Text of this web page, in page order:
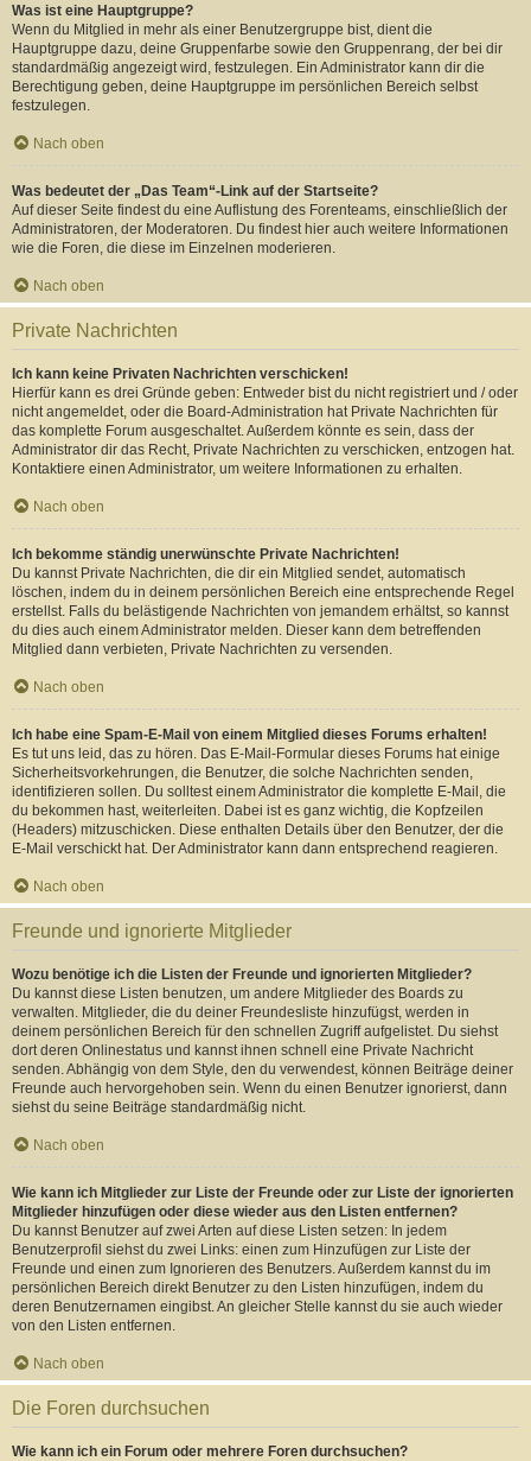
Was ist eine Hauptgruppe?
Wenn du Mitglied in mehr als einer Benutzergruppe bist, dient die
Hauptgruppe dazu, deine Gruppenfarbe sowie den Gruppenrang, der bei dir
standardmäßig angezeigt wird, festzulegen. Ein Administrator kann dir die
Berechtigung geben, deine Hauptgruppe im persönlichen Bereich selbst
festzulegen.
Nach oben
Was bedeutet der „Das Team“-Link auf der Startseite?
Auf dieser Seite findest du eine Auflistung des Forenteams, einschließlich der
Administratoren, der Moderatoren. Du findest hier auch weitere Informationen
wie die Foren, die diese im Einzelnen moderieren.
Nach oben
Private Nachrichten
Ich kann keine Privaten Nachrichten verschicken!
Hierfür kann es drei Gründe geben: Entweder bist du nicht registriert und / oder
nicht angemeldet, oder die Board-Administration hat Private Nachrichten für
das komplette Forum ausgeschaltet. Außerdem könnte es sein, dass der
Administrator dir das Recht, Private Nachrichten zu verschicken, entzogen hat.
Kontaktiere einen Administrator, um weitere Informationen zu erhalten.
Nach oben
Ich bekomme ständig unerwünschte Private Nachrichten!
Du kannst Private Nachrichten, die dir ein Mitglied sendet, automatisch
löschen, indem du in deinem persönlichen Bereich eine entsprechende Regel
erstellst. Falls du belästigende Nachrichten von jemandem erhältst, so kannst
du dies auch einem Administrator melden. Dieser kann dem betreffenden
Mitglied dann verbieten, Private Nachrichten zu versenden.
Nach oben
Ich habe eine Spam-E-Mail von einem Mitglied dieses Forums erhalten!
Es tut uns leid, das zu hören. Das E-Mail-Formular dieses Forums hat einige
Sicherheitsvorkehrungen, die Benutzer, die solche Nachrichten senden,
identifizieren sollen. Du solltest einem Administrator die komplette E-Mail, die
du bekommen hast, weiterleiten. Dabei ist es ganz wichtig, die Kopfzeilen
(Headers) mitzuschicken. Diese enthalten Details über den Benutzer, der die
E-Mail verschickt hat. Der Administrator kann dann entsprechend reagieren.
Nach oben
Freunde und ignorierte Mitglieder
Wozu benötige ich die Listen der Freunde und ignorierten Mitglieder?
Du kannst diese Listen benutzen, um andere Mitglieder des Boards zu
verwalten. Mitglieder, die du deiner Freundesliste hinzufügst, werden in
deinem persönlichen Bereich für den schnellen Zugriff aufgelistet. Du siehst
dort deren Onlinestatus und kannst ihnen schnell eine Private Nachricht
senden. Abhängig von dem Style, den du verwendest, können Beiträge deiner
Freunde auch hervorgehoben sein. Wenn du einen Benutzer ignorierst, dann
siehst du seine Beiträge standardmäßig nicht.
Nach oben
Wie kann ich Mitglieder zur Liste der Freunde oder zur Liste der ignorierten
Mitglieder hinzufügen oder diese wieder aus den Listen entfernen?
Du kannst Benutzer auf zwei Arten auf diese Listen setzen: In jedem
Benutzerprofil siehst du zwei Links: einen zum Hinzufügen zur Liste der
Freunde und einen zum Ignorieren des Benutzers. Außerdem kannst du im
persönlichen Bereich direkt Benutzer zu den Listen hinzufügen, indem du
deren Benutzernamen eingibst. An gleicher Stelle kannst du sie auch wieder
von den Listen entfernen.
Nach oben
Die Foren durchsuchen
Wie kann ich ein Forum oder mehrere Foren durchsuchen?